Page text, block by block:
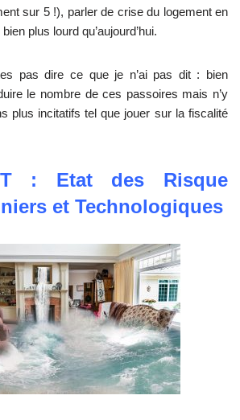
sur 5 !), parler de crise du logement en
plus lourd qu’aujourd’hui.
pas dire ce que je n’ai pas dit : bien
le nombre de ces passoires mais n’y
plus incitatifs tel que jouer sur la fiscalité
: Etat des Risque
et Technologiques